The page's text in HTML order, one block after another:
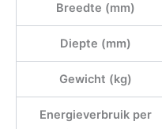
Breedte (mm)
Diepte (mm)
Gewicht (kg)
Energieverbruik per